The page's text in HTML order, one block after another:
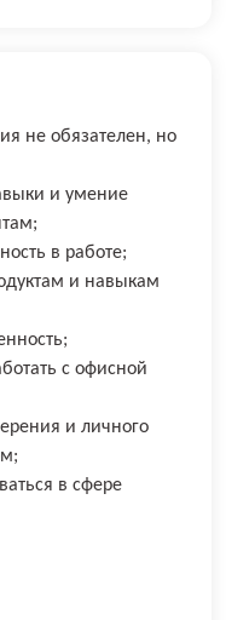
не обязателен, но
и умение
в работе;
и навыкам
с офисной
и личного
в сфере